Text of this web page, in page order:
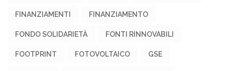
FINANZIAMENTI FINANZIAMENTO
FONDO SOLIDARIETÀ FONTI RINNOVABILI
FOOTPRINT FOTOVOLTAICO GSE